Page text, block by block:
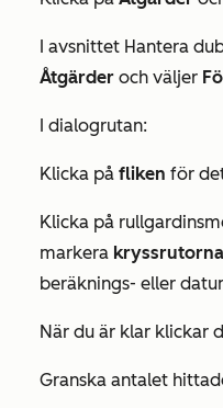
I avsnittet Hantera
Åtgärder och väljer
I dialogrutan:
Klicka på fliken för
Klicka på
markera kryssrutorna
beräknings- eller
När du är klar klickar
Granska antalet